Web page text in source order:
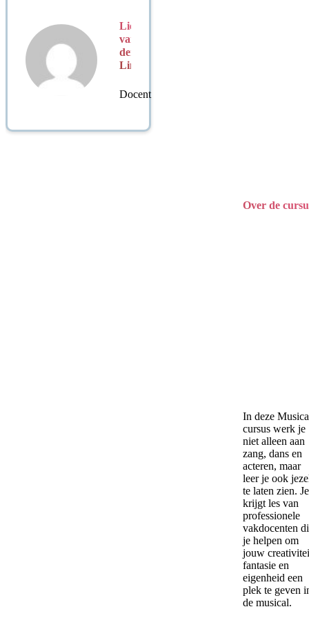
Lieske
van
der
Linden
Docent
Over de
In deze
cursus werk je
niet alleen aan
zang, dans en
acteren, maar
leer je ook
te laten zien. Je
krijgt les van
professionele
vakdocenten
je helpen om
jouw
fantasie en
eigenheid een
plek te geven
de musical.